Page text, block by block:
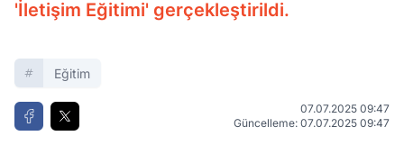
'İletişim Eğitimi' gerçekleştirildi.
Eğitim
07.07.2025 09:47
Güncelleme: 07.07.2025 09:47